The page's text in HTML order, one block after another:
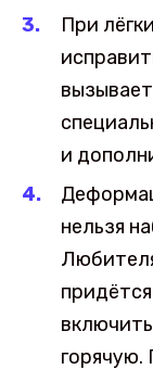
При
и
нельзя
горячую.